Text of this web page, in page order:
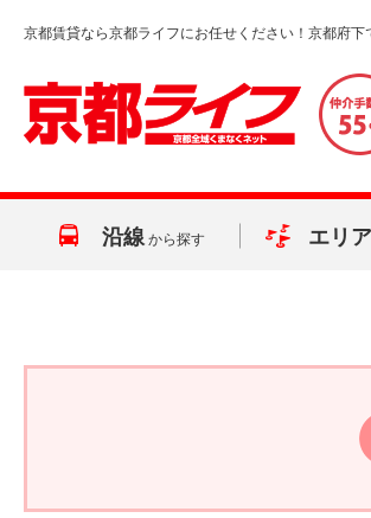
京都賃貸なら京都ライフにお任せください！京都府
沿線 から探す エリア